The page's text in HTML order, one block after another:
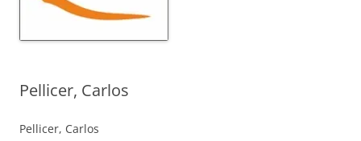
Pellicer, Carlos
Pellicer, Carlos